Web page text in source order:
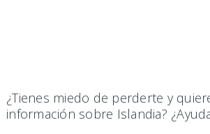
¿Tienes miedo de perderte y
información sobre Islandia?